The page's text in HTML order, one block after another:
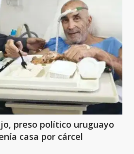
preso político uruguayo
casa por cárcel